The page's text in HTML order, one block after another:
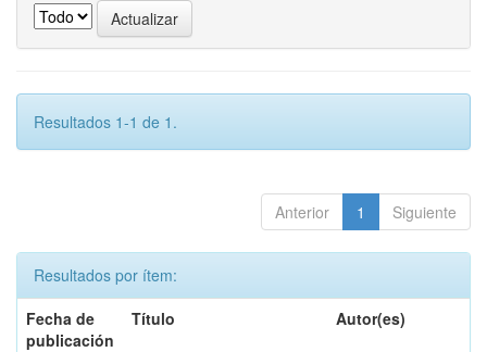
Resultados 1-1 de 1.
Anterior 1 Siguiente
Resultados por ítem:
Fecha de
publicación
Título Autor(es)